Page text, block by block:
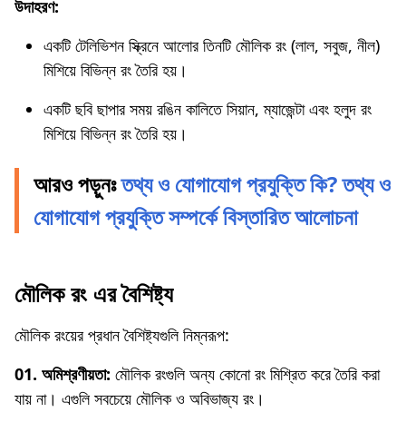
উদাহরণ:
একটি টেলিভিশন স্ক্রিনে আলোর তিনটি মৌলিক রং (লাল, সবুজ, নীল)
মিশিয়ে বিভিন্ন রং তৈরি হয়।
একটি ছবি ছাপার সময় রঙিন কালিতে সিয়ান, ম্যাজেন্টা এবং হলুদ রং
মিশিয়ে বিভিন্ন রং তৈরি হয়।
আরও পড়ুনঃতথ্য ও যোগাযোগ প্রযুক্তি কি? তথ্য ও
যোগাযোগ প্রযুক্তি সম্পর্কে বিস্তারিত আলোচনা
মৌলিক রং এর বৈশিষ্ট্য
মৌলিক রংয়ের প্রধান বৈশিষ্ট্যগুলি নিম্নরূপ:
01. অমিশ্রণীয়তা: মৌলিক রংগুলি অন্য কোনো রং মিশ্রিত করে তৈরি করা
যায় না। এগুলি সবচেয়ে মৌলিক ও অবিভাজ্য রং।